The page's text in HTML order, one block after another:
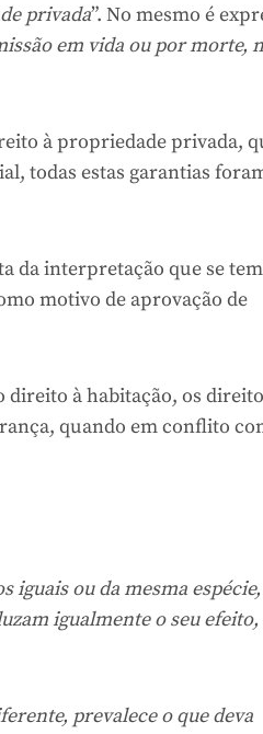
privada”. No mesmo é
em vida ou por morte,
à propriedade privada,
todas estas garantias
da interpretação que se tem
motivo de aprovação de
direito à habitação, os
quando em conflito
iguais ou da mesma espécie,
igualmente o seu efeito,
prevalece o que deva